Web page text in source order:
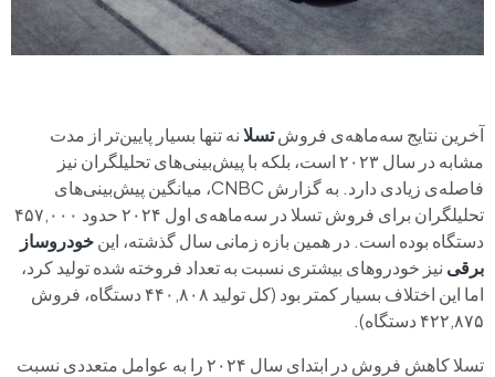
آخرین نتایج سه‌ماهه‌ی فروشتسلانه تنها بسیار پایین‌تر از مدت
مشابه در سال ۲۰۲۳ است، بلکه با پیش‌بینی‌های تحلیلگران نیز
فاصله‌ی زیادی دارد. به گزارش CNBC، میانگین پیش‌بینی‌های
تحلیلگران برای فروش تسلا در سه‌ماهه‌ی اول ۲۰۲۴ حدود ۴۵۷,۰۰۰
دستگاه بوده است. در همین بازه زمانی سال گذشته، اینخودروساز
برقی نیز خودروهای بیشتری نسبت به تعداد فروخته‌ شده تولید کرد،
اما این اختلاف بسیار کمتر بود (کل تولید ۴۴۰,۸۰۸ دستگاه، فروش
۴۲۲,۸۷۵ دستگاه).
تسلا کاهش فروش در ابتدای سال ۲۰۲۴ را به عوامل متعددی نسبت